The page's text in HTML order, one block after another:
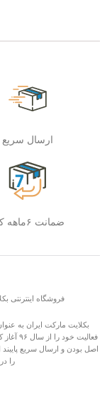
ارسال سریع
ضمانت ۶ماهه کالا
فروشگاه اینترنتی
بکلایت مارکت ایران به
اصل بودن و ارسال سریع
را